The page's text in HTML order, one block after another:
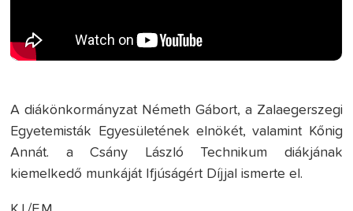
A diákönkormányzat Németh Gábort, a Zalaegerszegi
Egyetemisták Egyesületének elnökét, valamint Kőnig
Annát. a Csány László Technikum diákjának
kiemelkedő munkáját Ifjúságért Díjjal ismerte el.